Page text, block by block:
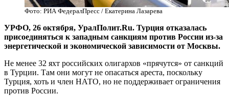
Фото: РИА ФедералПресс / Екатерина Лазарева
УРФО, 26 октября, УралПолит.Ru. Турция отказалась
присоединяться к западным санкциям против России из-за
энергетической и экономической зависимости от Москвы.
Не менее 32 яхт российских олигархов «прячутся» от санкций
в Турции. Там они могут не опасаться ареста, поскольку
Турция, хоть и член НАТО, но не поддерживает ограничения
против России.